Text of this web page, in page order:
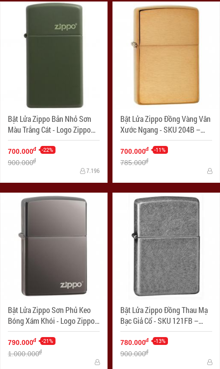
Bật Lửa Zippo Bản Nhỏ Sơn
Màu Trắng Cát - Logo Zippo
SKU 1627ZL- Zippo Slim®
Green Matte Zippo Logo
700.000đ -22%
900.000đ
7.196
Bật Lửa Zippo Đồng Vàng Vân
Xước Ngang - SKU 204B –
Zippo Brushed Brass
700.000đ -11%
785.000đ
Bật Lửa Zippo Sơn Phủ Keo
Bóng Xám Khói - Logo Zippo
SKU 150ZL – Zippo Black Ice
with Zippo Logo
790.000đ -21%
1.000.000đ
Bật Lửa Zippo Đồng Thau Mạ
Bạc Giả Cổ - SKU 121FB –
Zippo Antique Silver Plate
780.000đ -13%
900.000đ